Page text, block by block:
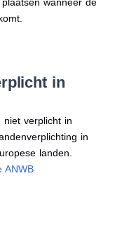
in
niet verplicht in
in
landen.
ANWB